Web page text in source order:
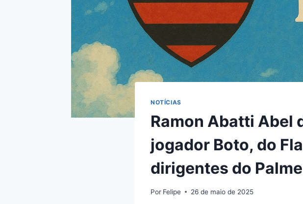
NOTÍCIAS
Ramon Abatti Abel
jogador Boto, do
dirigentes do
Por Felipe 26 de maio de 2025